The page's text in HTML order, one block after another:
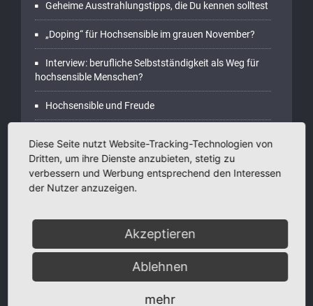
Geheime Ausstrahlungstipps, die Du kennen solltest
„Doping“ für Hochsensible im grauen November?
Interview: berufliche Selbstständigkeit als Weg für
hochsensible Menschen?
Hochsensible und Freude
Archive
Diese Seite nutzt Website-Tracking-Technologien von
Dritten, um ihre Dienste anzubieten, stetig zu
verbessern und Werbung entsprechend den Interessen
der Nutzer anzuzeigen.
Akzeptieren
Ablehnen
mehr